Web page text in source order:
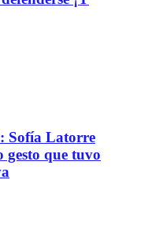
Sofía Latorre
gesto que tuvo